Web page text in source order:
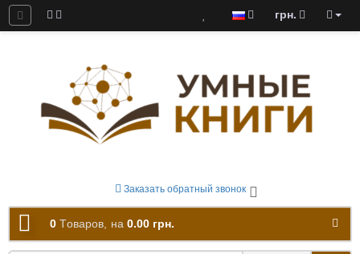
грн.
Заказать обратный звонок
0 Tоваров, на 0.00 грн.